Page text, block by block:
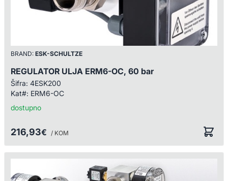
BRAND: ESK-SCHULTZE
REGULATOR ULJA ERM6-OC, 60 bar
Šifra: 4ESK200
Kat#: ERM6-OC
dostupno
216,93€ / KOM